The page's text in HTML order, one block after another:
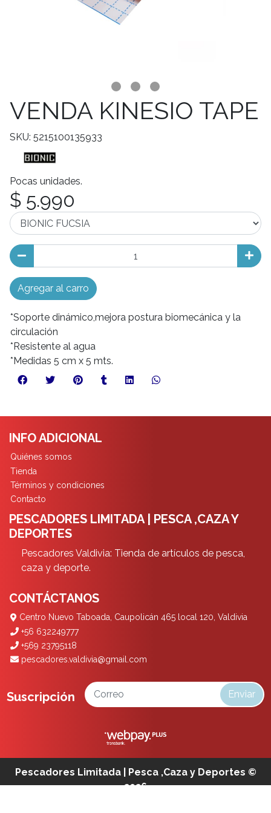
VENDA KINESIO TAPE
SKU: 5215100135933
Pocas unidades.
$ 5.990
Agregar al carro
*Soporte dinámico,mejora postura biomecánica y la
circulación
*Resistente al agua
*Medidas 5 cm x 5 mts.
INFO ADICIONAL
Quiénes somos
Tienda
Términos y condiciones
Contacto
PESCADORES LIMITADA | PESCA ,CAZA Y
DEPORTES
Pescadores Valdivia: Tienda de artículos de pesca,
caza y deporte.
CONTÁCTANOS
Centro Nuevo Taboada, Caupolicán 465 local 120, Valdivia
+56 632249777
+569 23795118
pescadores.valdivia@gmail.com
Suscripción Enviar
Pescadores Limitada | Pesca ,Caza y Deportes ©
2026